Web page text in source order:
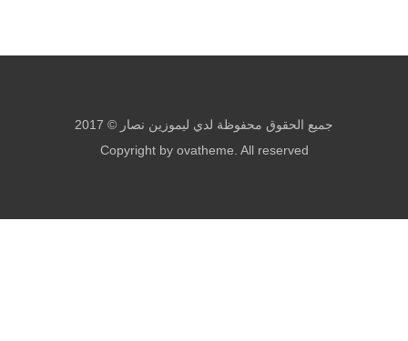
جميع الحقوق محفوظة لدي ليموزين نصار © 2017
Copyright by ovatheme. All reserved